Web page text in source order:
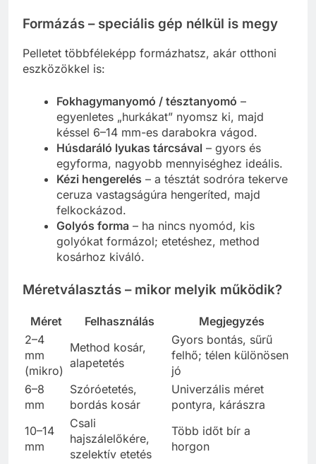
Formázás – speciális gép nélkül is megy
Pelletet többféleképp formázhatsz, akár otthoni
eszközökkel is:
Fokhagymanyomó / tésztanyomó –
egyenletes „hurkákat” nyomsz ki, majd
késsel 6–14 mm-es darabokra vágod.
Húsdaráló lyukas tárcsával – gyors és
egyforma, nagyobb mennyiséghez ideális.
Kézi hengerelés – a tésztát sodróra tekerve
ceruza vastagságúra hengeríted, majd
felkockázod.
Golyós forma – ha nincs nyomód, kis
golyókat formázol; etetéshez, method
kosárhoz kiváló.
Méretválasztás – mikor melyik működik?
Méret Felhasználás
Megjegyzés
2–4
mm
(mikro)
Method kosár,
alapetetés
Gyors bontás, sűrű
felhő; télen különösen
jó
6–8
mm
Szóróetetés,
bordás kosár
Univerzális méret
pontyra, kárászra
10–14
mm
Csali
hajszálelőkére,
szelektív etetés
Több időt bír a
horgon